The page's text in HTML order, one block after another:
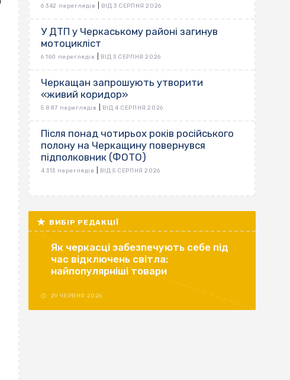
6 342 переглядів ВІД 3 СЕРПНЯ 2026
У ДТП у Черкаському районі загинув
мотоцикліст
6 160 переглядів ВІД 3 СЕРПНЯ 2026
Черкащан запрошують утворити
«живий коридор»
5 887 переглядів ВІД 4 СЕРПНЯ 2026
Після понад чотирьох років російського
полону на Черкащину повернувся
підполковник (ФОТО)
4 313 переглядів ВІД 5 СЕРПНЯ 2026
ВИБІР РЕДАКЦІЇ
Як черкасці забезпечують себе під
час відключень світла:
найпопулярніші товари
29 ЧЕРВНЯ 2026